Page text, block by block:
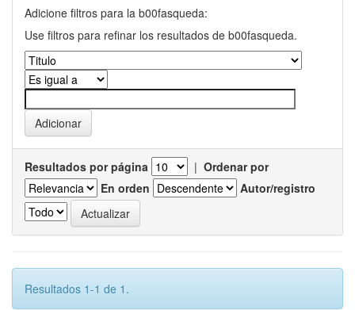
Adicione filtros para la b00fasqueda:
Use filtros para refinar los resultados de b00fasqueda.
Resultados por página | Ordenar por
En orden
Autor/registro
Resultados 1-1 de 1.